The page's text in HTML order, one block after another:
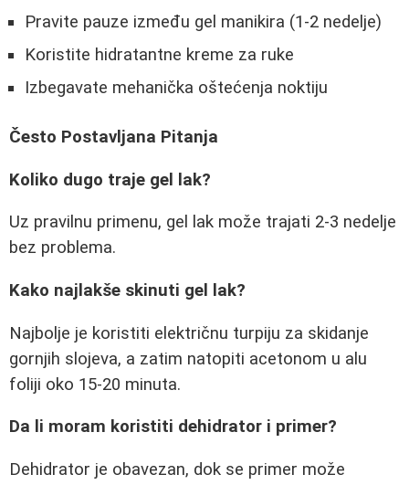
Pravite pauze između gel manikira (1-2 nedelje)
Koristite hidratantne kreme za ruke
Izbegavate mehanička oštećenja noktiju
Često Postavljana Pitanja
Koliko dugo traje gel lak?
Uz pravilnu primenu, gel lak može trajati 2-3 nedelje
bez problema.
Kako najlakše skinuti gel lak?
Najbolje je koristiti električnu turpiju za skidanje
gornjih slojeva, a zatim natopiti acetonom u alu
foliji oko 15-20 minuta.
Da li moram koristiti dehidrator i primer?
Dehidrator je obavezan, dok se primer može